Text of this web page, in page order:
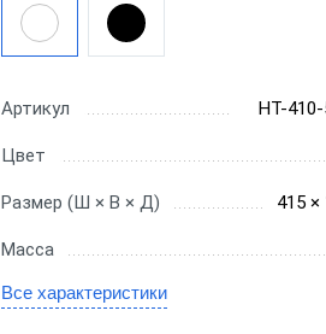
Артикул HT-
Цвет
Размер (Ш × В × Д) 415
Масса
Все характеристики